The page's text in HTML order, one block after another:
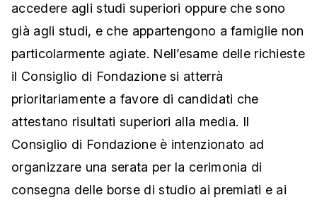
accedere agli studi superiori oppure che sono
già agli studi, e che appartengono a famiglie non
particolarmente agiate. Nell’esame delle richieste
il Consiglio di Fondazione si atterrà
prioritariamente a favore di candidati che
attestano risultati superiori alla media. Il
Consiglio di Fondazione è intenzionato ad
organizzare una serata per la cerimonia di
consegna delle borse di studio ai premiati e ai